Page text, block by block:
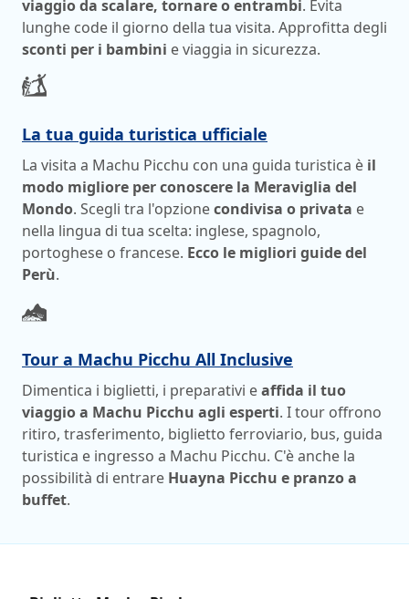
viaggio da scalare, tornare o entrambi. Evita
lunghe code il giorno della tua visita. Approfitta degli
sconti per i bambini e viaggia in sicurezza.
La tua guida turistica ufficiale
La visita a Machu Picchu con una guida turistica è il
modo migliore per conoscere la Meraviglia del
Mondo. Scegli tra l'opzionecondivisa o privata e
nella lingua di tua scelta: inglese, spagnolo,
portoghese o francese. Ecco le migliori guide del
Perù.
Tour a Machu Picchu All Inclusive
Dimentica i biglietti, i preparativi eaffida il tuo
viaggio a Machu Picchu agli esperti. I tour offrono
ritiro, trasferimento, biglietto ferroviario, bus, guida
turistica e ingresso a Machu Picchu. C'è anche la
possibilità di entrare Huayna Picchu e pranzo a
buffet.